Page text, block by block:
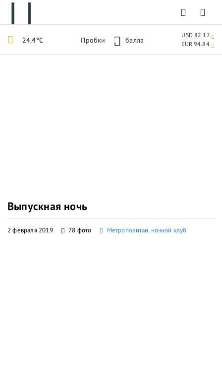
Выпускная ночь
2 февраля 2019 78 фото Метрополитан, ночной клуб
24.4°C Пробки 1 балла
USD 82.17
EUR 94.84